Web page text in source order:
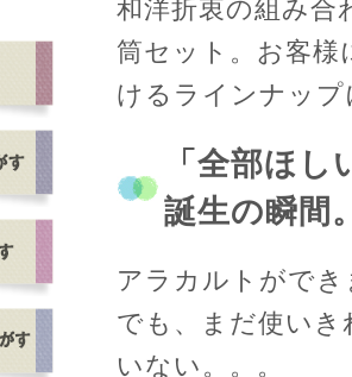
和洋折衷の組み合
筒セット。お客
けるラインナッ
「全部ほ
誕生の瞬間
アラカルトがで
でも、まだ使い
いない。。。